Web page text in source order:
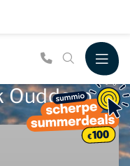
Ouddorp